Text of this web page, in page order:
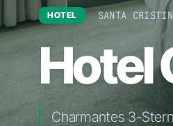
HOTEL SANTA
Hotel
Charmantes 3-